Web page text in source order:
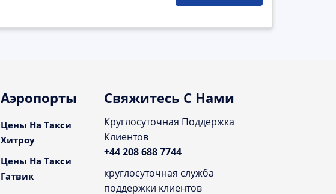
Аэропорты
Цены На Такси
Хитроу
Цены На Такси
Гатвик
Свяжитесь С Нами
Круглосуточная Поддержка
Клиентов
+44 208 688 7744
круглосуточная служба
поддержки клиентов